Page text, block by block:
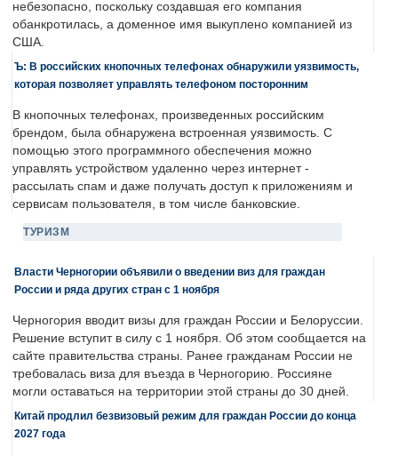
небезопасно, поскольку создавшая его компания
обанкротилась, а доменное имя выкуплено компанией из
США.
Ъ: В российских кнопочных телефонах обнаружили уязвимость,
которая позволяет управлять телефоном посторонним
В кнопочных телефонах, произведенных российским
брендом, была обнаружена встроенная уязвимость. С
помощью этого программного обеспечения можно
управлять устройством удаленно через интернет -
рассылать спам и даже получать доступ к приложениям и
сервисам пользователя, в том числе банковские.
ТУРИЗМ
Власти Черногории объявили о введении виз для граждан
России и ряда других стран с 1 ноября
Черногория вводит визы для граждан России и Белоруссии.
Решение вступит в силу с 1 ноября. Об этом сообщается на
сайте правительства страны. Ранее гражданам России не
требовалась виза для въезда в Черногорию. Россияне
могли оставаться на территории этой страны до 30 дней.
Китай продлил безвизовый режим для граждан России до конца
2027 года